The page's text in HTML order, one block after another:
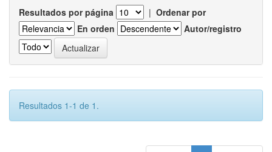
Resultados por página | Ordenar por
En orden
Autor/registro
Resultados 1-1 de 1.